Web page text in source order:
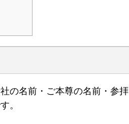
の名前・ご本尊の名前・参拝
。